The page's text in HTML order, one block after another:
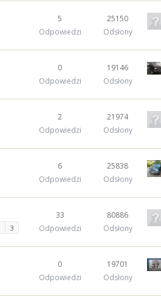
5
Odpowiedzi
25150
Odsłony
0
Odpowiedzi
19146
Odsłony
2
Odpowiedzi
21974
Odsłony
6
Odpowiedzi
25838
Odsłony
3
33
Odpowiedzi
80886
Odsłony
0
Odpowiedzi
19701
Odsłony